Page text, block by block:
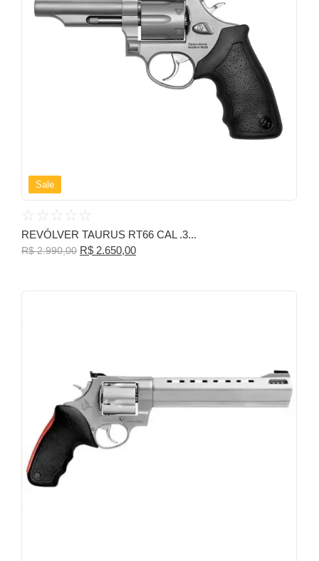
Sale
☆ ☆ ☆ ☆ ☆
REVÓLVER TAURUS RT66 CAL .3...
R$2.990,00 R$ 2.650,00